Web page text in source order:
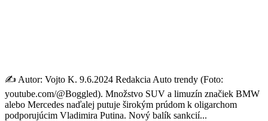
✍️ Autor: Vojto K. 9.6.2024 Redakcia Auto trendy (Foto:
youtube.com/@Boggled). Množstvo SUV a limuzín značiek BMW
alebo Mercedes naďalej putuje širokým prúdom k oligarchom
podporujúcim Vladimira Putina. Nový balík sankcií...